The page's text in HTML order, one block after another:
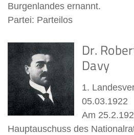
Burgenlandes ernannt.
Partei: Parteilos
Dr.
Davy
1.
05.03.1922
Am
Hauptauschuss des